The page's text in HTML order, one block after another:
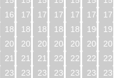
169 170 171 172 173 174
185 186 187 188 189 190
201 202 203 204 205 206
217 218 219 220 221 222
233 234 235 236 237 238